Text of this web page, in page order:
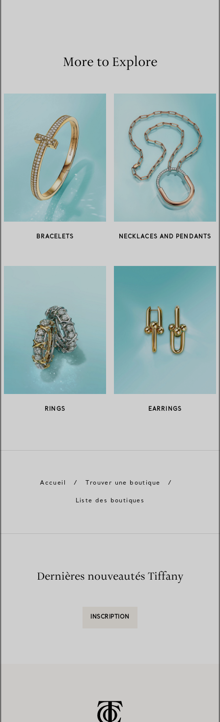
More to Explore
BRACELETS NECKLACES AND PENDANTS
RINGS EARRINGS
Accueil / Trouver une boutique /
Liste des boutiques
Dernières nouveautés Tiffany
INSCRIPTION